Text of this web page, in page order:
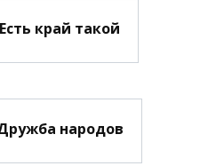
край такой
народов